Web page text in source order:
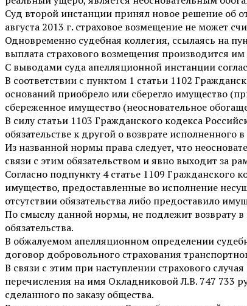
Суд второй инстанции принял новое решение об
августа 2013 г. страховое возмещение не может
Одновременно судебная коллегия, ссылаясь на
выплата страхового возмещения производится
С выводами суда апелляционной инстанции
В соответствии с пунктом 1 статьи 1102
оснований приобрело или сберегло имущество
сбереженное имущество (неосновательное
В силу статьи 1103 Гражданского кодекса
обязательстве к другой о возврате исполненного
Из названной нормы права следует, что
связи с этим обязательством и явно выходит за
Согласно подпункту 4 статье 1109
имущество, предоставленные во исполнение
отсутствии обязательства либо предоставило
По смыслу данной нормы, не подлежит возврату в
обязательства.
В обжалуемом апелляционном определении
договор добровольного страхования
В связи с этим при наступлении страхового
перечисления на имя Окладниковой Л.В. 747 733
сделанного по заказу общества.